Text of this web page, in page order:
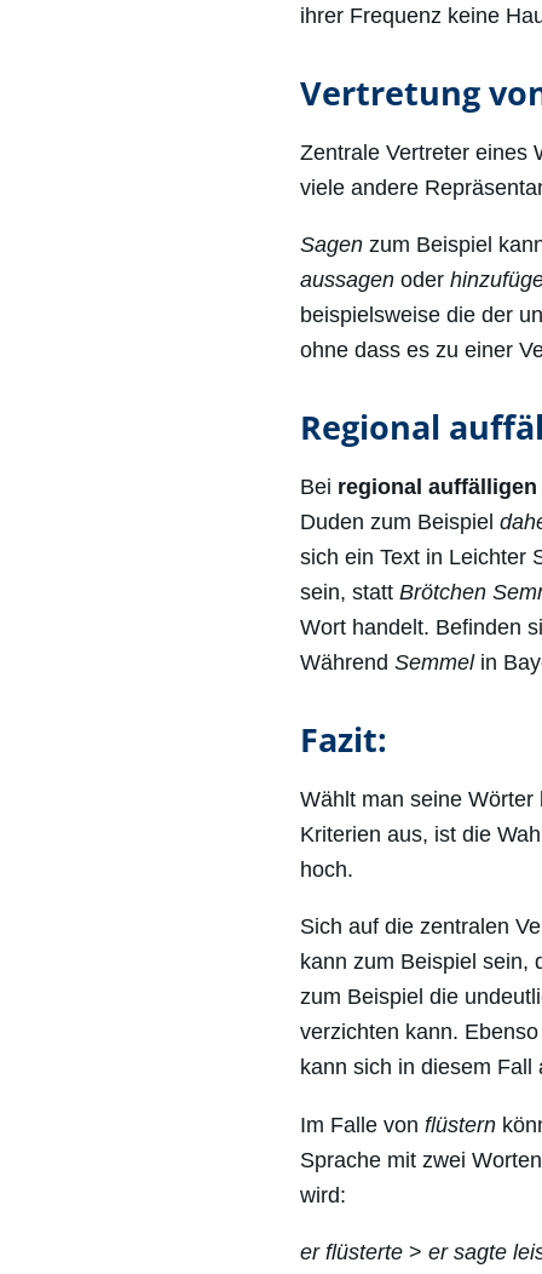
ihrer Frequenz keine
Vertretung
Zentrale Vertreter eines
viele andere
Sagen zum Beispiel
aussagen oder
beispielsweise die der
ohne dass es zu einer
Regional
Bei regional
Duden zum Beispiel
sich ein Text in Leichter
sein, statt Brötchen
Wort handelt. Befinden
Während Semmelin
Fazit:
Wählt man seine
Kriterien aus, ist die
hoch.
Sich auf die zentralen
kann zum Beispiel sein,
zum Beispiel die
verzichten kann.
kann sich in diesem
Im Falle von flüstern
Sprache mit zwei
wird:
er flüsterte > er sagte